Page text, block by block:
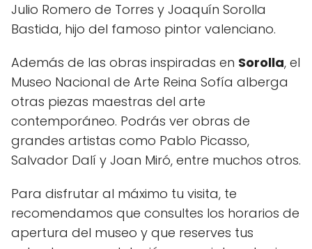
Julio Romero de Torres y Joaquín Sorolla
Bastida, hijo del famoso pintor valenciano.
Además de las obras inspiradas en Sorolla, el
Museo Nacional de Arte Reina Sofía alberga
otras piezas maestras del arte
contemporáneo. Podrás ver obras de
grandes artistas como Pablo Picasso,
Salvador Dalí y Joan Miró, entre muchos otros.
Para disfrutar al máximo tu visita, te
recomendamos que consultes los horarios de
apertura del museo y que reserves tus